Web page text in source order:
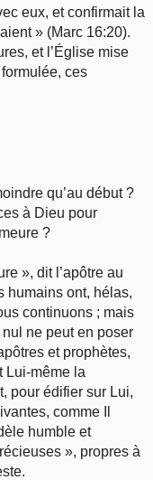
eux, et confirmait la
» (Marc 16:20).
et l’Église mise
ces
qu’au début ?
à Dieu pour
?
», dit l’apôtre au
humains ont, hélas,
continuons ; mais
ne peut en poser
et prophètes,
Lui-même la
pour édifier sur Lui,
comme Il
humble et
», propres à